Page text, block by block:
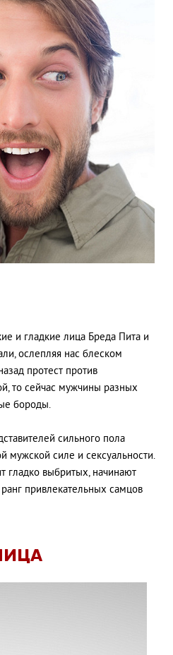
и гладкие лица Бреда Пита и
ослепляя нас блеском
протест против
то сейчас мужчины разных
бороды.
сильного пола
мужской силе и сексуальности.
гладко выбритых, начинают
привлекательных самцов